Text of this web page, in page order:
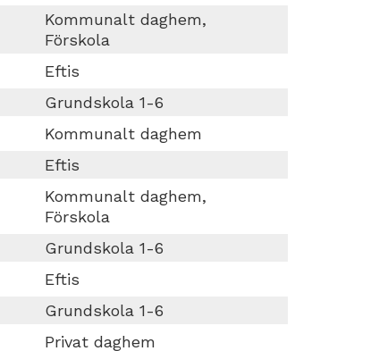
Kommunalt daghem,
Förskola
Eftis
Grundskola 1-6
Kommunalt daghem
Eftis
Kommunalt daghem,
Förskola
Grundskola 1-6
Eftis
Grundskola 1-6
Privat daghem